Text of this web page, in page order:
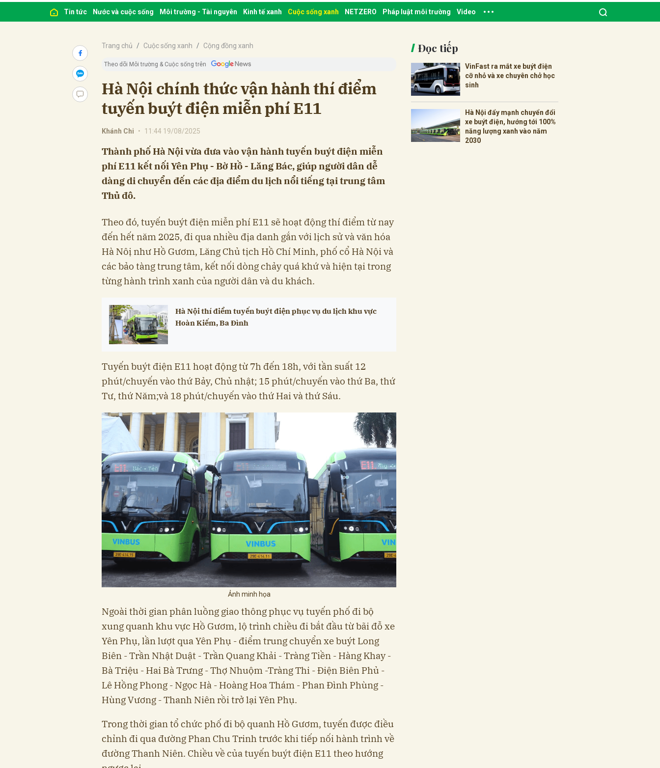
Tin tức Nước và cuộc sống Môi trường - Tài nguyên Kinh tế xanh Cuộc sống xanh NETZERO Pháp luật môi trường Video
Trang chủ Cuộc sống xanh Cộng đồng xanh
Theo dõi Môi trường & Cuộc sống trên
Hà Nội chính thức vận hành thí điểm
tuyến buýt điện miễn phí E11
Khánh Chi • 11:44 19/08/2025
Thành phố Hà Nội vừa đưa vào vận hành tuyến buýt điện miễn
phí E11 kết nối Yên Phụ - Bờ Hồ - Lăng Bác, giúp người dân dễ
dàng di chuyển đến các địa điểm du lịch nổi tiếng tại trung tâm
Thủ đô.
Theo đó, tuyến buýt điện miễn phí E11 sẽ hoạt động thí điểm từ nay
đến hết năm 2025, đi qua nhiều địa danh gắn với lịch sử và văn hóa
Hà Nôị như Hồ Gươm, Lăng Chủ tịch Hồ Chí Minh, phố cổ Hà Nội và
các bảo tàng trung tâm, kết nối dòng chảy quá khứ và hiện tại trong
từng hành trình xanh của người dân và du khách.
Hà Nội thí điểm tuyến buýt điện phục vụ du lịch khu vực
Hoàn Kiếm, Ba Đình
Tuyến buýt điện E11 hoạt động từ 7h đến 18h, với tần suất 12
phút/chuyến vào thứ Bảy, Chủ nhật; 15 phút/chuyến vào thứ Ba, thứ
Tư, thứ Năm;và 18 phút/chuyến vào thứ Hai và thứ Sáu.
Ảnh minh họa
Ngoài thời gian phân luồng giao thông phục vụ tuyến phố đi bộ
xung quanh khu vực Hồ Gươm, lộ trình chiều đi bắt đầu từ bãi đỗ xe
Yên Phụ, lần lượt qua Yên Phụ - điểm trung chuyển xe buýt Long
Biên - Trần Nhật Duật - Trần Quang Khải - Tràng Tiền - Hàng Khay -
Bà Triệu - Hai Bà Trưng - Thợ Nhuộm -Tràng Thi - Điện Biên Phủ -
Lê Hồng Phong - Ngọc Hà - Hoàng Hoa Thám - Phan Đình Phùng -
Hùng Vương - Thanh Niên rồi trở lại Yên Phụ.
Trong thời gian tổ chức phố đi bộ quanh Hồ Gươm, tuyến được điều
chỉnh đi qua đường Phan Chu Trinh trước khi tiếp nối hành trình về
đường Thanh Niên. Chiều về của tuyến buýt điện E11 theo hướng
Đọc tiếp
VinFast ra mắt xe buýt điện
cỡ nhỏ và xe chuyên chở học
sinh
Hà Nội đẩy mạnh chuyển đổi
xe buýt điện, hướng tới 100%
năng lượng xanh vào năm
2030